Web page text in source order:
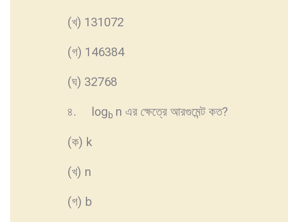
(খ) 131072
(গ) 146384
(ঘ) 32768
৪. logb n এর ক্ষেত্রে আরগুমেন্ট কত?
(ক) k
(খ) n
(গ) b